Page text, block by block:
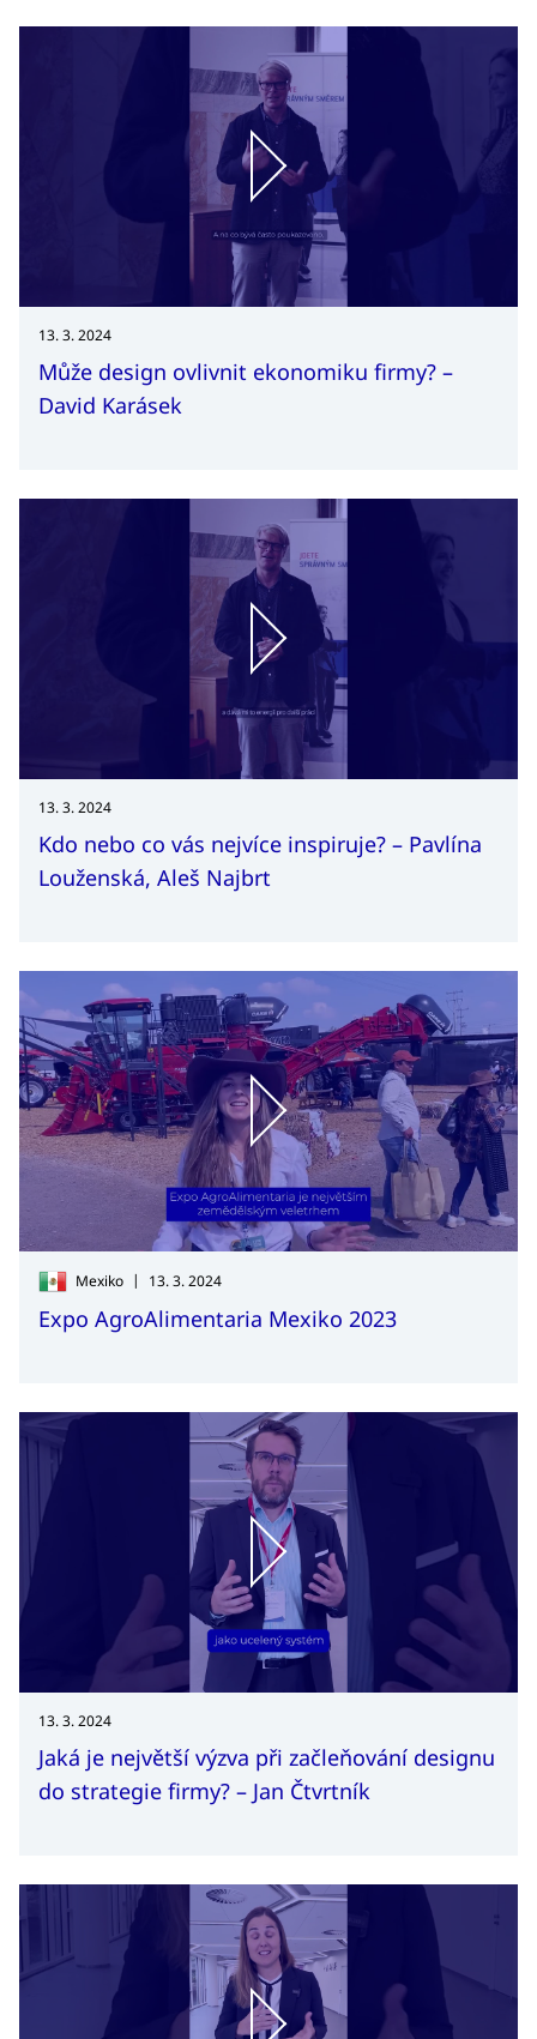
13. 3. 2024
Může design ovlivnit ekonomiku firmy? –
David Karásek
13. 3. 2024
Kdo nebo co vás nejvíce inspiruje? – Pavlína
Louženská, Aleš Najbrt
Mexiko | 13. 3. 2024
Expo AgroAlimentaria Mexiko 2023
13. 3. 2024
Jaká je největší výzva při začleňování designu
do strategie firmy? – Jan Čtvrtník